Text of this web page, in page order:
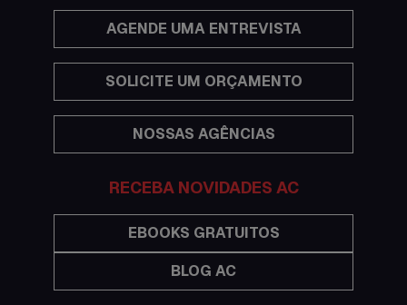
Economia
Estudar no exterior
Eventos
Histórias de intercâmbio
Hospedagem
Imigração Austrália
AGENDE UMA ENTREVISTA
SOLICITE UM ORÇAMENTO
NOSSAS AGÊNCIAS
RECEBA NOVIDADES AC
EBOOKS GRATUITOS
BLOG AC